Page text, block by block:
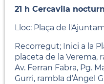
21 h Cercavila
Lloc: Plaça de
Recorregut; Inici a la
placeta de la Verema,
Av. Ferran Fabra, Pg.
Gurri, rambla d’Àngel